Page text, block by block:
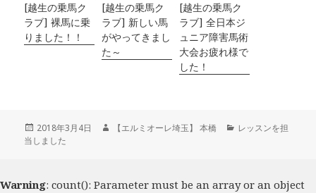
[越生の乗馬ク
ラブ] 裸馬に乗
りました！！
[越生の乗馬ク
ラブ] 新しい馬
がやってきまし
た～
[越生の乗馬ク
ラブ] 全日本ジ
ュニア障害馬術
大会お疲れ様で
した！
投
稿
2018年3月4日
作【エルミオーレ埼玉】 本橋
カ
レッスンを担
当しました
Warning: count(): Parameter must be an array or an object